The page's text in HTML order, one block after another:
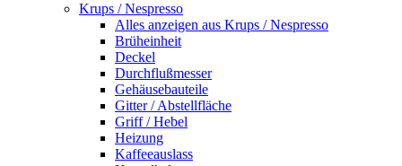
Krups / Nespresso
Alles anzeigen aus Krups / Nespresso
Brüheinheit
Deckel
Durchflußmesser
Gehäusebauteile
Gitter / Abstellfläche
Griff / Hebel
Heizung
Kaffeeauslass